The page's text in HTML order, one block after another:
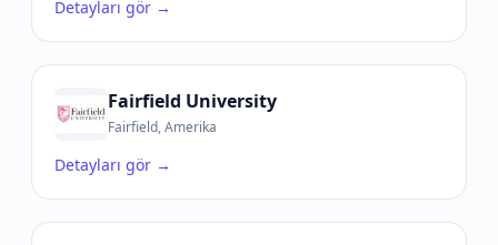
Detayları gör →
Fairfield University
Fairfield, Amerika
Detayları gör →